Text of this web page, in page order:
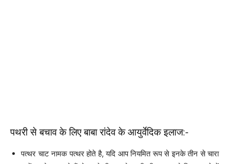
पथरी से बचाव के लिए बाबा रांदेव के आयुर्वेदिक इलाज:-
पत्थर चाट नामक पत्थर होते है, यदि आप नियमित रूप से इनके तीन से चारा